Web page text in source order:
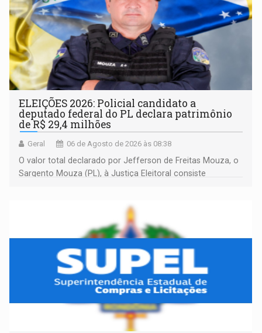
ELEIÇÕES 2026: Policial candidato a
deputado federal do PL declara patrimônio
de R$ 29,4 milhões
Geral 06 de Agosto de 2026 às 08:38
O valor total declarado por Jefferson de Freitas Mouza, o
Sargento Mouza (PL), à Justiça Eleitoral consiste